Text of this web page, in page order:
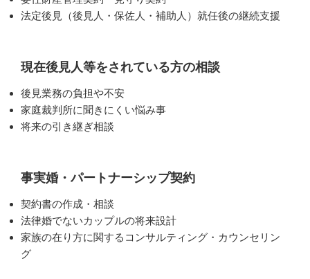
法定後見（後見人・保佐人・補助人）就任後の継続支援
現在後見人等をされている方の相談
後見業務の負担や不安
家庭裁判所に聞きにくい悩み事
将来の引き継ぎ相談
事実婚・パートナーシップ契約
契約書の作成・相談
法律婚でないカップルの将来設計
家族の在り方に関するコンサルティング・カウンセリン
グ